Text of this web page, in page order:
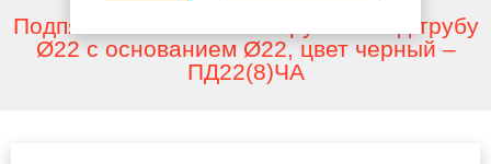
Подпятник пластиковый круглый под трубу
Ø22 с основанием Ø22, цвет черный –
ПД22(8)ЧА